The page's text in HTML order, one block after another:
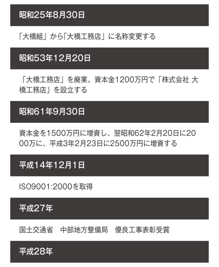
昭和25年8月30日
｢大橋組」から｢大橋工務店」に名称変更する
昭和53年12月20日
「大橋工務店」を廃業。資本金1200万円で「株式会社 大
橋工務店」を設立する
昭和61年9月30日
資本金を1500万円に増資し、翌昭和62年2月20日に20
00万に、平成3年2月23日に2500万円に増資する
平成14年12月1日
ISO9001:2000を取得
平成27年
国土交通省 中部地方整備局 優良工事表彰受賞
平成28年